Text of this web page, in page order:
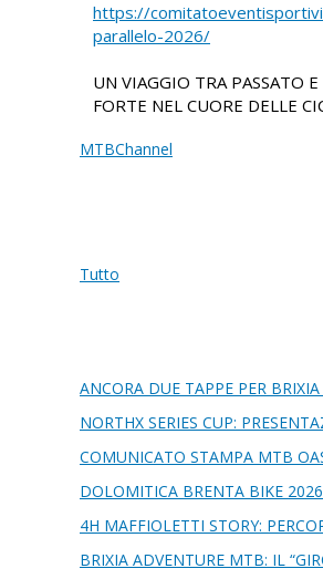
https://
parallelo-2026/
UN VIAGGIO TRA PASSATO
FORTE NEL CUORE DELLE
MTBChannel
Tutto
ANCORA DUE TAPPE PER
NORTHX SERIES CUP:
COMUNICATO STAMPA MTB
DOLOMITICA BRENTA BIKE
4H MAFFIOLETTI STORY:
BRIXIA ADVENTURE MTB: IL